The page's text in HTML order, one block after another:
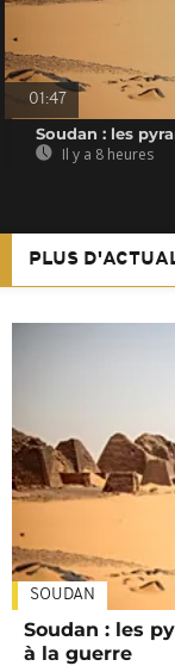
01:47
Soudan : les
Il y a 8 heures
PLUS
SOUDAN
Soudan : les
à la guerre